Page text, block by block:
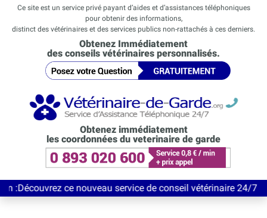
Ce site est un service privé payant d’aides et d’assistances téléphoniques
pour obtenir des informations,
distinct des vétérinaires et des services publics non-rattachés à ces derniers.
Obtenez Immédiatement
des conseils vétérinaires personnalisés.
Obtenez immédiatement
les coordonnées du veterinaire de garde
ce nouveau service de conseil vétérinaire 24/7